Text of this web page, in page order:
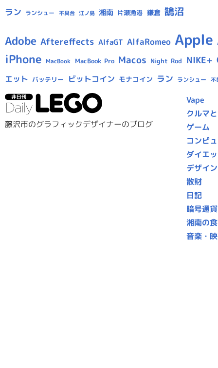
ラン ランシュー 不具合 江ノ島 湘南 片瀬漁港 鎌倉 鵠沼
Adobe Aftereffects AlfaGT AlfaRomeo Apple
iPhone MacBook MacBook Pro Macos Night Rod NIKE+
エット バッテリー ビットコイン モナコイン ラン ランシュー 不
藤沢市のグラフィックデザイナーのブログ
Vape
クルマ
ゲーム
コンピ
ダイエ
デザイ
散財
日記
暗号通
湘南の
音楽・